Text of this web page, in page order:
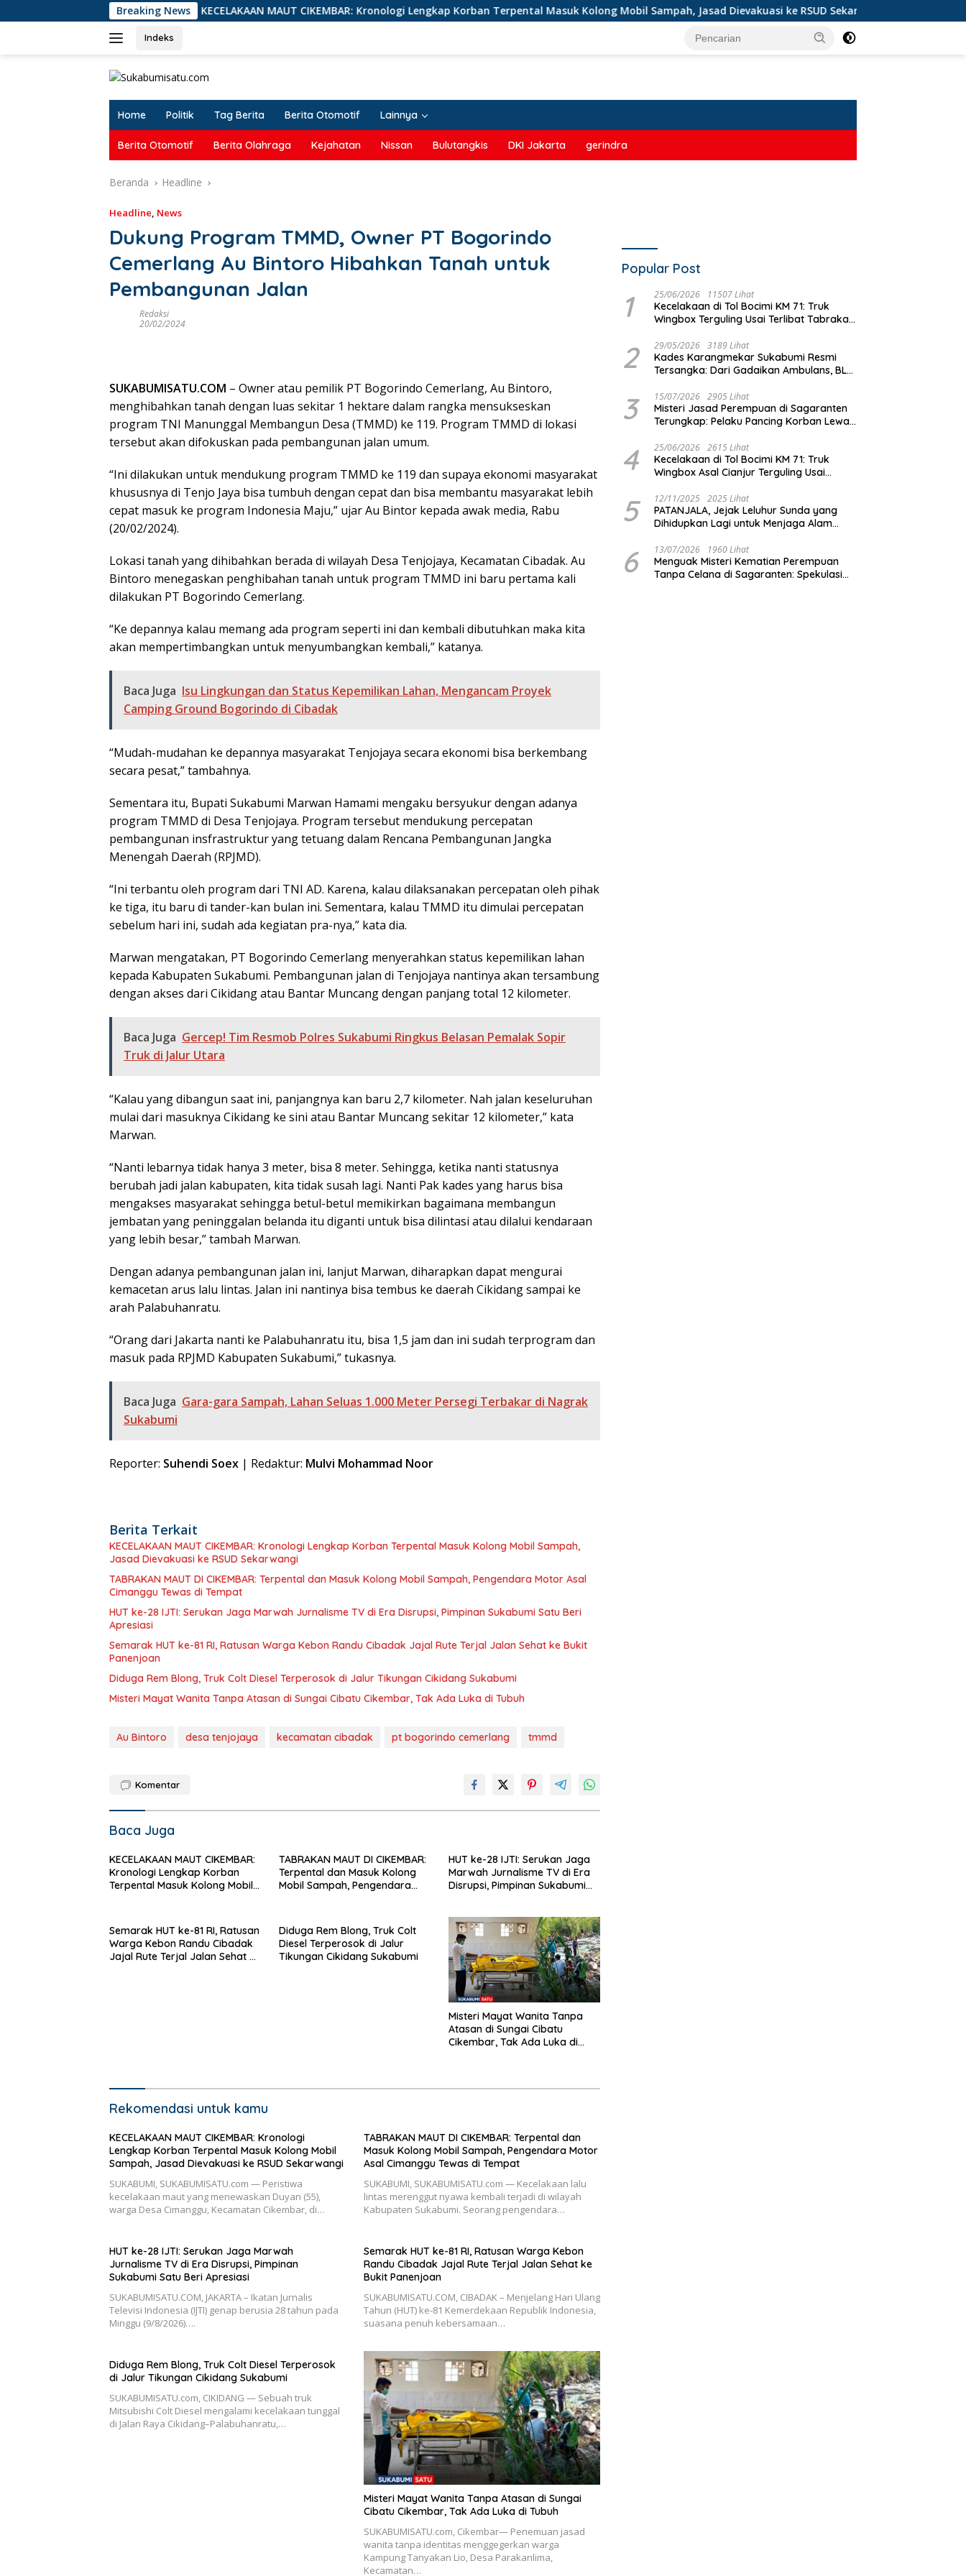
ke
Breaking News
KECELAKAAN MAUT CIKEMBAR: Kronologi Lengkap Korban Terpental Masuk Kolong Mobil Sampah, Jasad Dievakuasi ke RSUD Sekarwangi TABRAKAN MAUT DI
Indeks
Home Politik Tag Berita Berita Otomotif Lainnya
Berita Otomotif Berita Olahraga Kejahatan Nissan Bulutangkis DKI Jakarta gerindra
Beranda Headline
Headline, News
Dukung Program TMMD, Owner PT Bogorindo
Cemerlang Au Bintoro Hibahkan Tanah untuk
Pembangunan Jalan
Redaksi
20/02/2024
SUKABUMISATU.COM – Owner atau pemilik PT Bogorindo Cemerlang, Au Bintoro,
menghibahkan tanah dengan luas sekitar 1 hektare dalam rangka mensukseskan
program TNI Manunggal Membangun Desa (TMMD) ke 119. Program TMMD di lokasi
tersebut akan difokuskan pada pembangunan jalan umum.
“Ini dilakukan untuk mendukung program TMMD ke 119 dan supaya ekonomi masyarakat
khususnya di Tenjo Jaya bisa tumbuh dengan cepat dan bisa membantu masyarakat lebih
cepat masuk ke program Indonesia Maju,” ujar Au Bintor kepada awak media, Rabu
(20/02/2024).
Lokasi tanah yang dihibahkan berada di wilayah Desa Tenjojaya, Kecamatan Cibadak. Au
Bintoro menegaskan penghibahan tanah untuk program TMMD ini baru pertama kali
dilakukan PT Bogorindo Cemerlang.
“Ke depannya kalau memang ada program seperti ini dan kembali dibutuhkan maka kita
akan mempertimbangkan untuk menyumbangkan kembali,” katanya.
Baca Juga Isu Lingkungan dan Status Kepemilikan Lahan, Mengancam Proyek
Camping Ground Bogorindo di Cibadak
“Mudah-mudahan ke depannya masyarakat Tenjojaya secara ekonomi bisa berkembang
secara pesat,” tambahnya.
Sementara itu, Bupati Sukabumi Marwan Hamami mengaku bersyukur dengan adanya
program TMMD di Desa Tenjojaya. Program tersebut mendukung percepatan
pembangunan insfrastruktur yang tetuang dalam Rencana Pembangunan Jangka
Menengah Daerah (RPJMD).
“Ini terbantu oleh program dari TNI AD. Karena, kalau dilaksanakan percepatan oleh pihak
ke tiga, itu baru di tander-kan bulan ini. Sementara, kalau TMMD itu dimulai percepatan
sebelum hari ini, sudah ada kegiatan pra-nya,” kata dia.
Marwan mengatakan, PT Bogorindo Cemerlang menyerahkan status kepemilikan lahan
kepada Kabupaten Sukabumi. Pembangunan jalan di Tenjojaya nantinya akan tersambung
dengan akses dari Cikidang atau Bantar Muncang dengan panjang total 12 kilometer.
Baca Juga Gercep! Tim Resmob Polres Sukabumi Ringkus Belasan Pemalak Sopir
Truk di Jalur Utara
“Kalau yang dibangun saat ini, panjangnya kan baru 2,7 kilometer. Nah jalan keseluruhan
mulai dari masuknya Cikidang ke sini atau Bantar Muncang sekitar 12 kilometer,” kata
Marwan.
“Nanti lebarnya tidak hanya 3 meter, bisa 8 meter. Sehingga, ketika nanti statusnya
berubah jadi jalan kabupaten, kita tidak susah lagi. Nanti Pak kades yang harus bisa
mengakses masyarakat sehingga betul-betul memikirkan bagaimana membangun
jembatan yang peninggalan belanda itu diganti untuk bisa dilintasi atau dilalui kendaraan
yang lebih besar,” tambah Marwan.
Dengan adanya pembangunan jalan ini, lanjut Marwan, diharapkan dapat mengurai
kemacetan arus lalu lintas. Jalan ini nantinya bisa tembus ke daerah Cikidang sampai ke
arah Palabuhanratu.
“Orang dari Jakarta nanti ke Palabuhanratu itu, bisa 1,5 jam dan ini sudah terprogram dan
masuk pada RPJMD Kabupaten Sukabumi,” tukasnya.
Baca Juga Gara-gara Sampah, Lahan Seluas 1.000 Meter Persegi Terbakar di Nagrak
Sukabumi
Reporter: Suhendi Soex | Redaktur: Mulvi Mohammad Noor
Berita Terkait
KECELAKAAN MAUT CIKEMBAR: Kronologi Lengkap Korban Terpental Masuk Kolong Mobil Sampah,
Jasad Dievakuasi ke RSUD Sekarwangi
TABRAKAN MAUT DI CIKEMBAR: Terpental dan Masuk Kolong Mobil Sampah, Pengendara Motor Asal
Cimanggu Tewas di Tempat
HUT ke-28 IJTI: Serukan Jaga Marwah Jurnalisme TV di Era Disrupsi, Pimpinan Sukabumi Satu Beri
Apresiasi
Semarak HUT ke-81 RI, Ratusan Warga Kebon Randu Cibadak Jajal Rute Terjal Jalan Sehat ke Bukit
Panenjoan
Diduga Rem Blong, Truk Colt Diesel Terperosok di Jalur Tikungan Cikidang Sukabumi
Misteri Mayat Wanita Tanpa Atasan di Sungai Cibatu Cikembar, Tak Ada Luka di Tubuh
Au Bintoro desa tenjojaya kecamatan cibadak pt bogorindo cemerlang tmmd
Komentar
Baca Juga
KECELAKAAN MAUT CIKEMBAR:
Kronologi Lengkap Korban
Terpental Masuk Kolong Mobil
TABRAKAN MAUT DI CIKEMBAR:
Terpental dan Masuk Kolong
Mobil Sampah, Pengendara
HUT ke-28 IJTI: Serukan Jaga
Marwah Jurnalisme TV di Era
Disrupsi, Pimpinan Sukabumi
Semarak HUT ke-81 RI, Ratusan
Warga Kebon Randu Cibadak
Jajal Rute Terjal Jalan Sehat ke
Diduga Rem Blong, Truk Colt
Diesel Terperosok di Jalur
Tikungan Cikidang Sukabumi
Misteri Mayat Wanita Tanpa
Atasan di Sungai Cibatu
Cikembar, Tak Ada Luka di
Rekomendasi untuk kamu
KECELAKAAN MAUT CIKEMBAR: Kronologi
Lengkap Korban Terpental Masuk Kolong Mobil
Sampah, Jasad Dievakuasi ke RSUD Sekarwangi
SUKABUMI, SUKABUMISATU.com — Peristiwa
kecelakaan maut yang menewaskan Duyan (55),
warga Desa Cimanggu, Kecamatan Cikembar, di…
TABRAKAN MAUT DI CIKEMBAR: Terpental dan
Masuk Kolong Mobil Sampah, Pengendara Motor
Asal Cimanggu Tewas di Tempat
SUKABUMI, SUKABUMISATU.com — Kecelakaan lalu
lintas merenggut nyawa kembali terjadi di wilayah
Kabupaten Sukabumi. Seorang pengendara…
HUT ke-28 IJTI: Serukan Jaga Marwah
Jurnalisme TV di Era Disrupsi, Pimpinan
Sukabumi Satu Beri Apresiasi
SUKABUMISATU.COM, JAKARTA – Ikatan Jurnalis
Televisi Indonesia (IJTI) genap berusia 28 tahun pada
Minggu (9/8/2026)….
Semarak HUT ke-81 RI, Ratusan Warga Kebon
Randu Cibadak Jajal Rute Terjal Jalan Sehat ke
Bukit Panenjoan
SUKABUMISATU.COM, CIBADAK – Menjelang Hari Ulang
Tahun (HUT) ke-81 Kemerdekaan Republik Indonesia,
suasana penuh kebersamaan…
Diduga Rem Blong, Truk Colt Diesel Terperosok
di Jalur Tikungan Cikidang Sukabumi
SUKABUMISATU.com, CIKIDANG — Sebuah truk
Mitsubishi Colt Diesel mengalami kecelakaan tunggal
di Jalan Raya Cikidang–Palabuhanratu,…
Misteri Mayat Wanita Tanpa Atasan di Sungai
Cibatu Cikembar, Tak Ada Luka di Tubuh
SUKABUMISATU.com, Cikembar— Penemuan jasad
wanita tanpa identitas menggegerkan warga
Kampung Tanyakan Lio, Desa Parakanlima,
Kecamatan…
Popular Post
1 25/06/2026 11507 Lihat
Kecelakaan di Tol Bocimi KM 71: Truk
Wingbox Terguling Usai Terlibat Tabrakan
2 29/05/2026 3189 Lihat
Kades Karangmekar Sukabumi Resmi
Tersangka: Dari Gadaikan Ambulans, BLT
3 15/07/2026 2905 Lihat
Misteri Jasad Perempuan di Sagaranten
Terungkap: Pelaku Pancing Korban Lewat
4 25/06/2026 2615 Lihat
Kecelakaan di Tol Bocimi KM 71: Truk
Wingbox Asal Cianjur Terguling Usai
RS Sekarwangi
5 12/11/2025 2025 Lihat
PATANJALA, Jejak Leluhur Sunda yang
Dihidupkan Lagi untuk Menjaga Alam
6 13/07/2026 1960 Lihat
Menguak Misteri Kematian Perempuan
Tanpa Celana di Sagaranten: Spekulasi